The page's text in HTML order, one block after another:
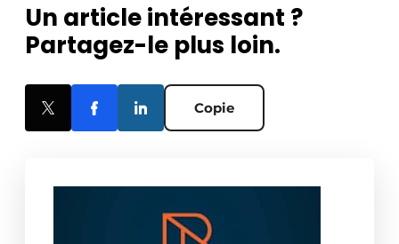
Un article intéressant ?
Partagez-le plus loin.
Copie